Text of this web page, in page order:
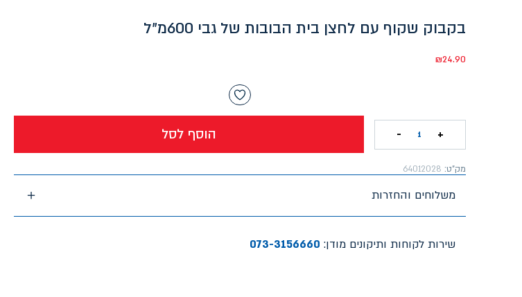
בקבוק שקוף עם לחצן בית הבובות של גבי 600מ"ל
₪24.90
הוסף לסל +
1
-
מק"ט: 64012028
משלוחים והחזרות
שירות לקוחות ותיקונים מודן: 073-3156660